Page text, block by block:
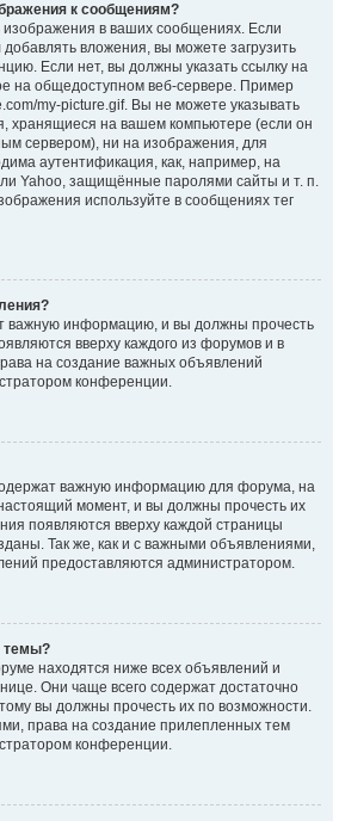
к сообщениям?
в ваших сообщениях. Если
вложения, вы можете загрузить
Если нет, вы должны указать ссылку на
на общедоступном веб-сервере. Пример
my-picture.gif. Вы не можете указывать
хранящиеся на вашем компьютере (если он
сервером), ни на изображения, для
аутентификация, как, например, на
Yahoo, защищённые паролями сайты и т. п.
используйте в сообщениях тег
важную информацию, и вы должны прочесть
вверху каждого из форумов и в
на создание важных объявлений
конференции.
важную информацию для форума, на
момент, и вы должны прочесть их
появляются вверху каждой страницы
Так же, как и с важными объявлениями,
предоставляются администратором.
темы?
находятся ниже всех объявлений и
Они чаще всего содержат достаточно
вы должны прочесть их по возможности.
права на создание прилепленных тем
конференции.